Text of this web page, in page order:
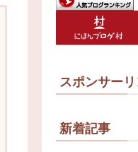
スポンサーリ
新着記事